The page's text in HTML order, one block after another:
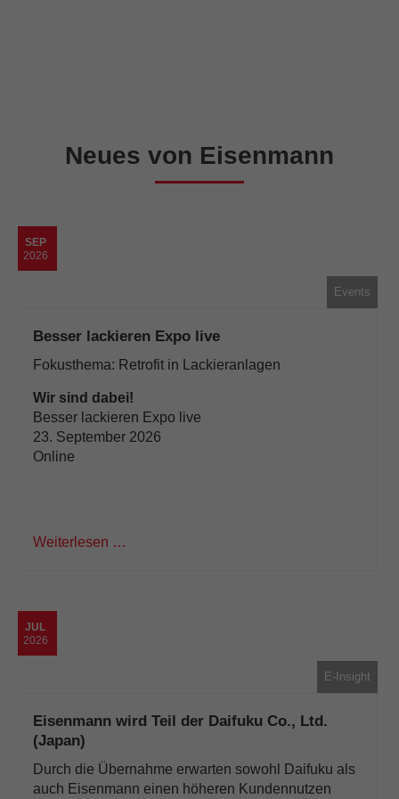
Neues von Eisenmann
SEP
2026
Events
Besser lackieren Expo live
Fokusthema: Retrofit in Lackieranlagen
Wir sind dabei!
Besser lackieren Expo live
23. September 2026
Online
Weiterlesen …
JUL
2026
E-Insight
Eisenmann wird Teil der Daifuku Co., Ltd.
(Japan)
Durch die Übernahme erwarten sowohl Daifuku als
auch Eisenmann einen höheren Kundennutzen